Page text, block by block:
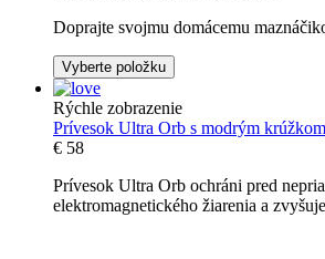
Doprajte svojmu domácemu
Vyberte položku
Rýchle zobrazenie
Prívesok Ultra Orb s modrým krúžkom
€ 58
Prívesok Ultra Orb ochráni pred
elektromagnetického žiarenia a